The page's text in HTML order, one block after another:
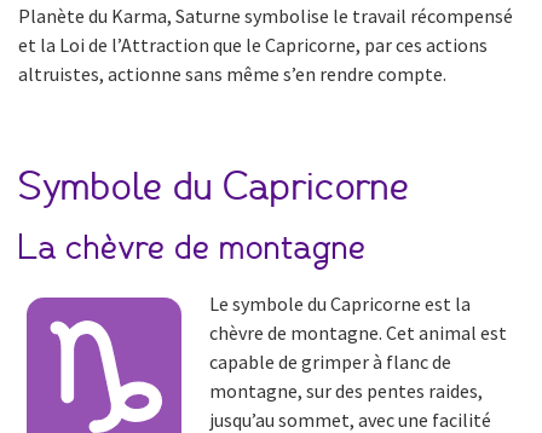
Planète du Karma, Saturne symbolise le travail récompensé
et la Loi de l’Attraction que le Capricorne, par ces actions
altruistes, actionne sans même s’en rendre compte.
Symbole du Capricorne
La chèvre de montagne
Le symbole du Capricorne est la
chèvre de montagne. Cet animal est
capable de grimper à flanc de
montagne, sur des pentes raides,
jusqu’au sommet, avec une facilité